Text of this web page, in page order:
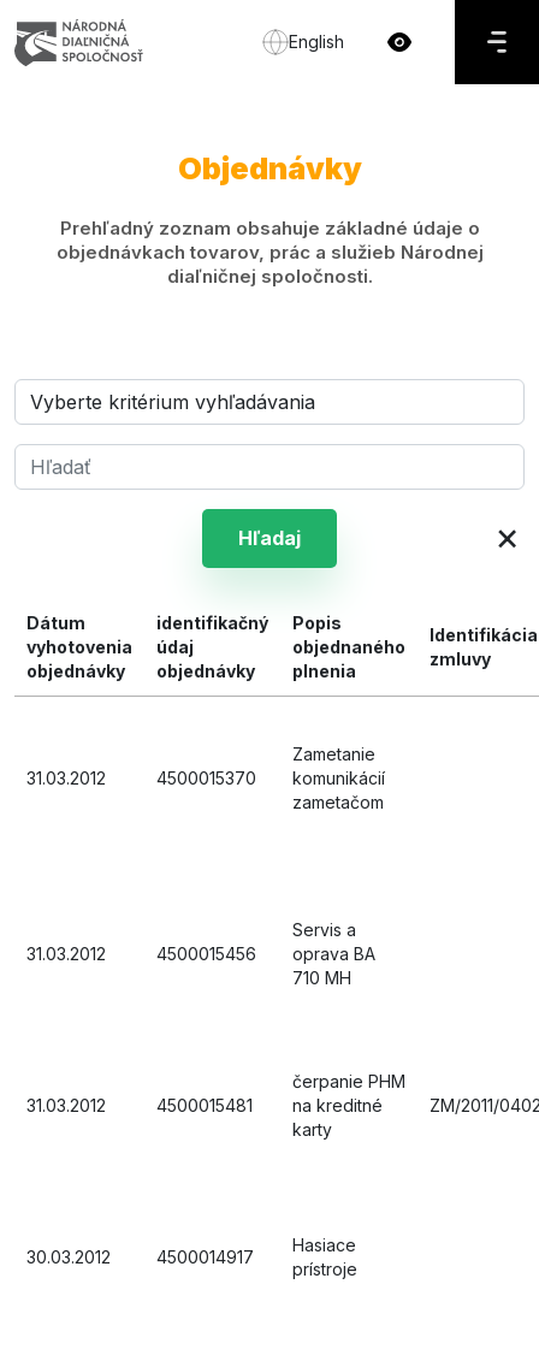
English
Objednávky
Prehľadný zoznam obsahuje základné údaje o
objednávkach tovarov, prác a služieb Národnej
diaľničnej spoločnosti.
Hľadaj ×
Dátum
vyhotovenia
objednávky
identifikačný
údaj
objednávky
Popis
objednaného
plnenia
Identifikácia
zmluvy
31.03.2012 4500015370
Zametanie
komunikácií
zametačom
31.03.2012 4500015456
Servis a
oprava BA
710 MH
31.03.2012 4500015481
čerpanie PHM
na kreditné
karty
ZM/2011/
30.03.2012 4500014917
Hasiace
prístroje